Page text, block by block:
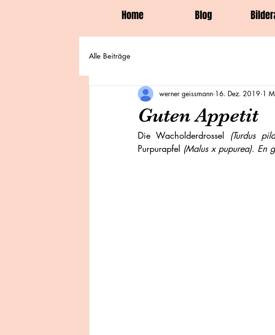
Home Blog
Alle Beiträge
Guten Appetit
werner geissmann 16. Dez. 2019 1
Die Wacholderdrossel (Turdus
Purpurapfel (Malus x pupurea). En